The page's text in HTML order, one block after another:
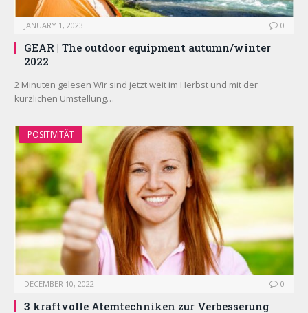
JANUARY 1, 2023 0
GEAR | The outdoor equipment autumn/winter
2022
2 Minuten gelesen Wir sind jetzt weit im Herbst und mit der
kürzlichen Umstellung…
POSITIVITÄT
DECEMBER 10, 2022 0
3 kraftvolle Atemtechniken zur Verbesserung